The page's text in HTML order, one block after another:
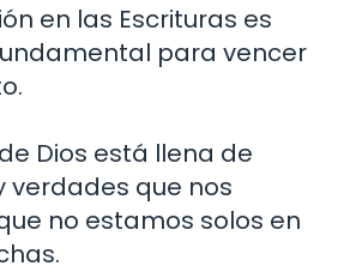
en las Escrituras es
para vencer
Dios está llena de
verdades que nos
no estamos solos en